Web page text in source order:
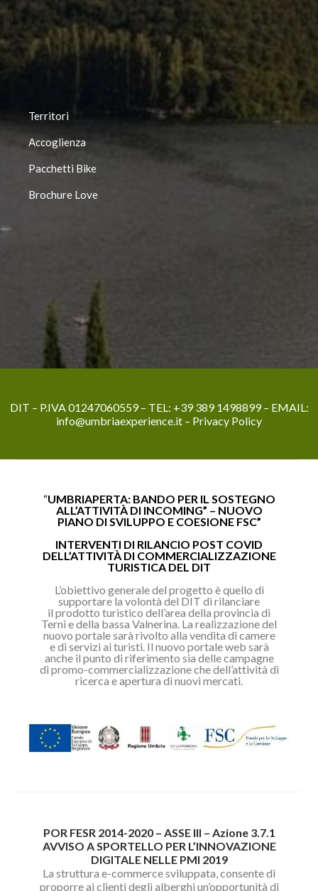
Territori
Accoglienza
Pacchetti Bike
Brochure Love
DIT – P.IVA 01247060559 – TEL: +39 389 1498899– EMAIL:
info@umbriaexperience.it – Privacy Policy
“UMBRIAPERTA: BANDO PER IL SOSTEGNO
ALL’ATTIVITÀ DI INCOMING” – NUOVO
PIANO DI SVILUPPO E COESIONE FSC”
INTERVENTI DI RILANCIO POST COVID
DELL’ATTIVITÀ DI COMMERCIALIZZAZIONE
TURISTICA DEL DIT
L’obiettivo generale del progetto è quello di
supportare la volontà del DIT di rilanciare
il prodotto turistico dell’area della provincia di
Terni e della bassa Valnerina. La realizzazione del
nuovo portale sarà rivolto alla vendita di camere
edi servizi ai turisti. Il nuovo portale web sarà
anche il punto di riferimento sia delle campagne
di promo-commercializzazione che dell’attività di
ricerca e apertura di nuovi mercati.
POR FESR 2014-2020 – ASSE III – Azione 3.7.1
AVVISO A SPORTELLO PER L’INNOVAZIONE
DIGITALE NELLE PMI 2019
La struttura e-commerce sviluppata, consente di
proporre ai clienti degli alberghi un’opportunità di